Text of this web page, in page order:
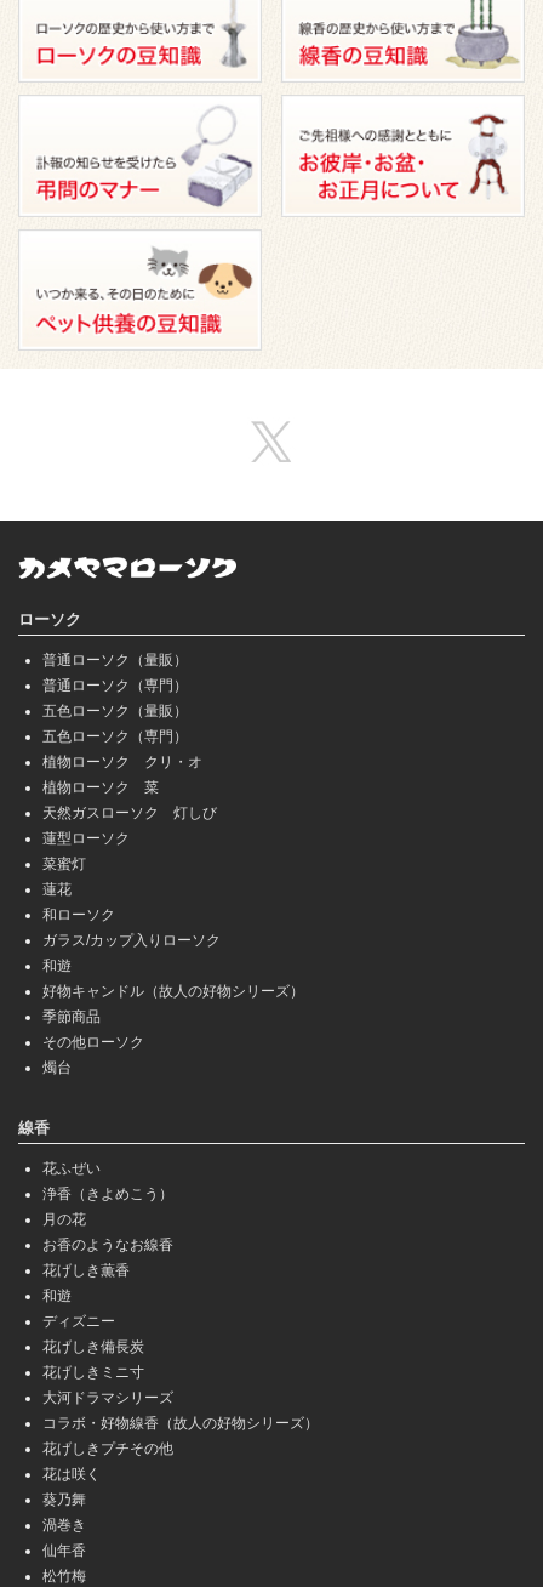
ローソク
普通ローソク（量販）
普通ローソク（専門）
五色ローソク（量販）
五色ローソク（専門）
植物ローソク クリ・オ
植物ローソク 菜
天然ガスローソク 灯しび
蓮型ローソク
菜蜜灯
蓮花
和ローソク
ガラス/カップ入りローソク
和遊
好物キャンドル（故人の好物シリーズ）
季節商品
その他ローソク
燭台
線香
花ふぜい
浄香（きよめこう）
月の花
お香のようなお線香
花げしき薫香
和遊
ディズニー
花げしき備長炭
花げしきミニ寸
大河ドラマシリーズ
コラボ・好物線香（故人の好物シリーズ）
花げしきプチその他
花は咲く
葵乃舞
渦巻き
仙年香
松竹梅